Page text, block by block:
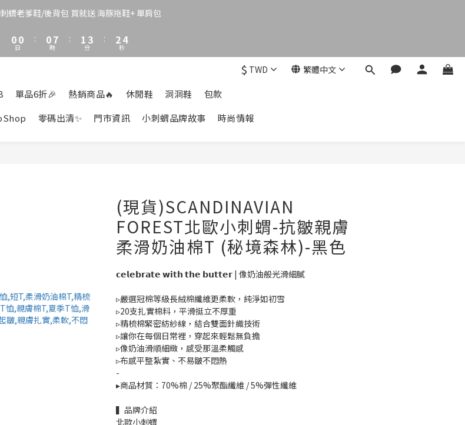
刺蝟老爹鞋/後背包 買就送 海豚拖鞋+ 單肩包
2
0
2
0
日
:
2
0
9
7
6
3
1
時
:
3
1
0
5
3
2
分
:
4
2
1
5
3
2
秒
$ TWD 繁體中文
單品6折🎉 熱銷商品🔥 休閒鞋 洞洞鞋
包款
零碼出清✨ 門市資訊 小刺蝟品牌故事 時尚情報
(現貨)SCANDINAVIAN
FOREST北歐小刺蝟-抗皺親膚
柔滑奶油棉T (秘境森林)-黑色
𝗰𝗲𝗹𝗲𝗯𝗿𝗮𝘁𝗲 𝘄𝗶𝘁𝗵 𝘁𝗵𝗲 𝗯𝘂𝘁𝘁𝗲𝗿 | 像奶油般光滑細膩
▹嚴選冠棉等級長絨棉纖維更柔軟，純淨如初雪
▹20支扎實棉料，平滑挺立不厚重
▹精梳棉緊密紡紗線，結合雙面針織技術
▹讓你在每個日常裡，穿起來輕鬆無負擔
▹像奶油滑順細緻，感受那溫柔觸感
▹布感平整紮實、不易皺不悶熱
-
▸商品材質：70%棉 / 25%聚酯纖維 / 5%彈性纖維
▍品牌介紹
北歐小刺蝟